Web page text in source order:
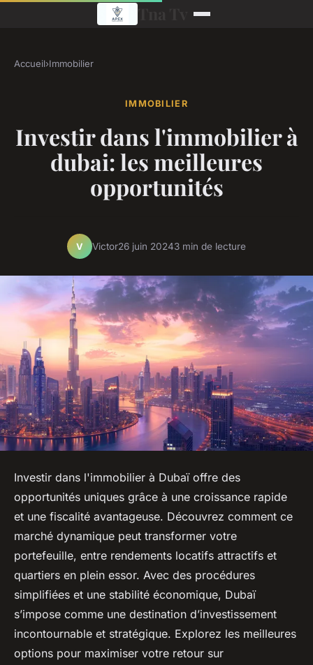
Accueil›Immobilier
IMMOBILIER
Investir dans l'immobilier à
dubai: les meilleures
opportunités
V Victor26 juin 20243 min de lecture
Investir dans l'immobilier à Dubaï offre des
opportunités uniques grâce à une croissance rapide
et une fiscalité avantageuse. Découvrez comment ce
marché dynamique peut transformer votre
portefeuille, entre rendements locatifs attractifs et
quartiers en plein essor. Avec des procédures
simplifiées et une stabilité économique, Dubaï
s’impose comme une destination d’investissement
incontournable et stratégique. Explorez les meilleures
options pour maximiser votre retour sur